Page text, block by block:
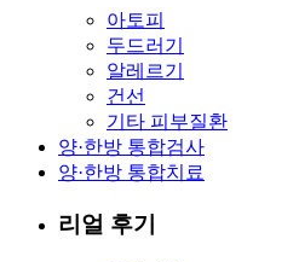
아토피
두드러기
알레르기
건선
기타 피부질환
양·한방 통합검사
양·한방 통합치료
리얼 후기